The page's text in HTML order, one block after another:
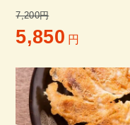
り寄せ大賞肉グルメ金賞
7,200円
5,850 円